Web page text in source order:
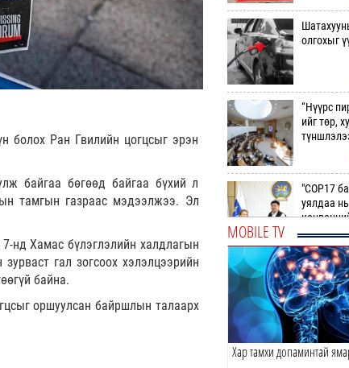
болох Ран Гвилийн цогцсыг эрэн
байгаа бөгөөд байгаа бүхий л
тамгын газраас мэдээлжээ. Эл
нд Хамас бүлэглэлийн халдлагын
гал зогсоох хэлэлцээрийн
байна.
оршуулсан байршлын талаарх
олгохыг
“Нүүрс
ийг төр,
"COP17
уялдаа
ахиул…
Монгол
шатахуун
MOBILE TV
Хар тамхи допаминтай